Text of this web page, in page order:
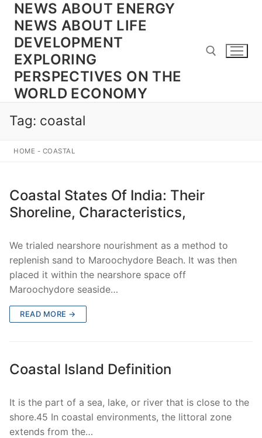
Skip
content
NEWS ABOUT ENERGY
NEWS ABOUT LIFE
DEVELOPMENT
EXPLORING
PERSPECTIVES ON THE
WORLD ECONOMY
Search for:
Tag: coastal
HOME - COASTAL
Coastal States Of India: Their
Shoreline, Characteristics,
We trialed nearshore nourishment as a method to
replenish sand to Maroochydore Beach. It was then
placed it within the nearshore space off
Maroochydore seaside…
READ MORE →
Coastal Island Definition
It is the part of a sea, lake, or river that is close to the
shore.45 In coastal environments, the littoral zone
extends from the…